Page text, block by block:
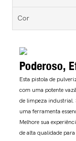
Cor
Poderoso,
Esta pistola de
com uma potente
de limpeza industrial.
uma ferramenta
Melhore sua
de alta qualidade